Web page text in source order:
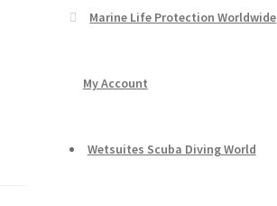
Marine Life Protection Worldwide
My Account
Wetsuites Scuba Diving World